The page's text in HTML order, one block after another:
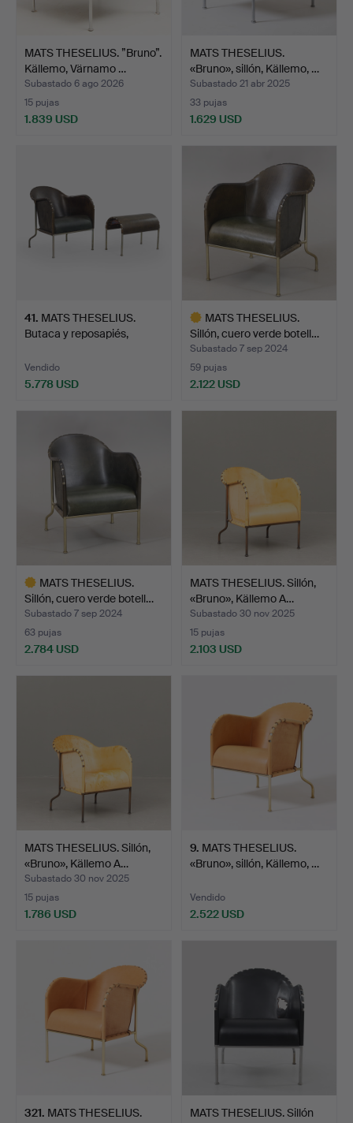
MATS THESELIUS. ”Bruno”.
Källemo, Värnamo …
Subastado 6 ago 2026
15 pujas
1.839 USD
MATS THESELIUS.
«Bruno», sillón, Källemo, …
Subastado 21 abr 2025
33 pujas
1.629 USD
41. MATS THESELIUS.
Butaca y reposapiés,
Vendido
5.778 USD
MATS THESELIUS.
Sillón, cuero verde botell…
Subastado 7 sep 2024
59 pujas
2.122 USD
MATS THESELIUS.
Sillón, cuero verde botell…
Subastado 7 sep 2024
63 pujas
2.784 USD
MATS THESELIUS. Sillón,
«Bruno», Källemo A…
Subastado 30 nov 2025
15 pujas
2.103 USD
MATS THESELIUS. Sillón,
«Bruno», Källemo A…
Subastado 30 nov 2025
15 pujas
1.786 USD
9. MATS THESELIUS.
«Bruno», sillón, Källemo, …
Vendido
2.522 USD
321. MATS THESELIUS.
MATS THESELIUS. Sillón